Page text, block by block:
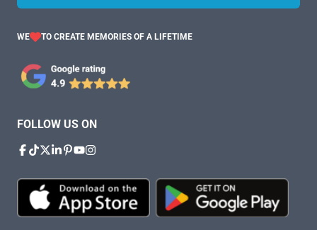
WE TO CREATE MEMORIES OF A LIFETIME
FOLLOW US ON